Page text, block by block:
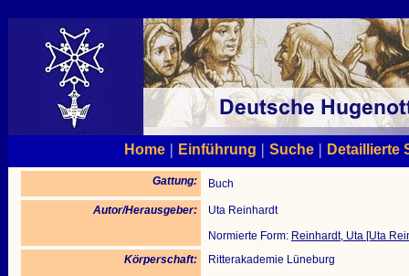
Home| Einführung | Suche| Detaillierte
Gattung: Buch
Autor/Herausgeber:
Uta Reinhardt
Normierte Form: Reinhardt, Uta [Uta
Körperschaft:
Ritterakademie Lüneburg